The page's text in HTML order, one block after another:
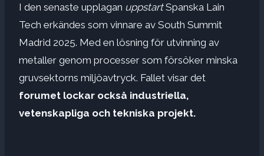
I den senaste upplagan uppstartSpanska Lain
Tech erkändes som vinnare av South Summit
Madrid 2025. Med en lösning för utvinning av
metaller genom processer som försöker minska
gruvsektorns miljöavtryck. Fallet visar det
forumet lockar också industriella,
vetenskapliga och tekniska projekt.